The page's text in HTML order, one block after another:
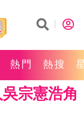
熱門 熱搜
宗憲浩角